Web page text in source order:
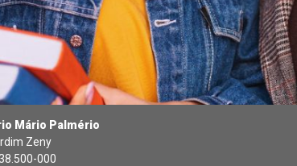
Mário Palmério
Zeny
000